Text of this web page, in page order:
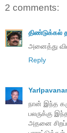
2 comments:
திண்டுக்கல்
அனைத்து
Reply
நான் இந்த
பலருக்கு
அதனை